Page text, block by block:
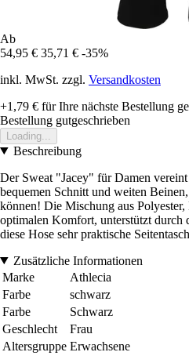
Ab
54,95 € 35,71 € -35%
inkl. MwSt. zzgl. Versandkosten
+1,79 € für Ihre nächste Bestellung
Bestellung gutgeschrieben
Loading...
Beschreibung
Der Sweat "Jacey" für Damen
bequemen Schnitt und weiten
können! Die Mischung aus
optimalen Komfort, unterstützt durch
diese Hose sehr praktische
Zusätzliche Informationen
Marke
Athlecia
Farbe
schwarz
Farbe
Schwarz
Geschlecht
Frau
Altersgruppe Erwachsene